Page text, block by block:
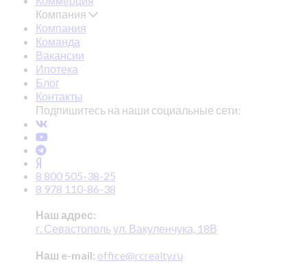
Компания
Компания
Команда
Вакансии
Ипотека
Блог
Контакты
Подпишитесь на наши социальные сети:
8 800 505-38-25
8 978 110-86-38
Наш адрес:
г. Севастополь ул. Вакуленчука, 18В
Наш e-mail: office@rcrealty.ru